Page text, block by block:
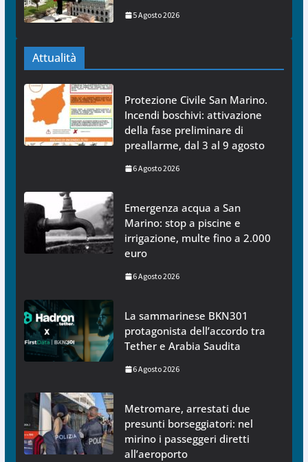
5 Agosto 2026
Attualità
Protezione Civile San Marino.
Incendi boschivi: attivazione
della fase preliminare di
preallarme, dal 3 al 9 agosto
6 Agosto 2026
Emergenza acqua a San
Marino: stop a piscine e
irrigazione, multe fino a 2.000
euro
6 Agosto 2026
La sammarinese BKN301
protagonista dell’accordo tra
Tether e Arabia Saudita
6 Agosto 2026
Metromare, arrestati due
presunti borseggiatori: nel
mirino i passeggeri diretti
all’aeroporto